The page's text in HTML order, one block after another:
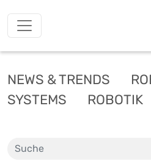
NEWS & TRENDS
SYSTEMS
ROBOTIK